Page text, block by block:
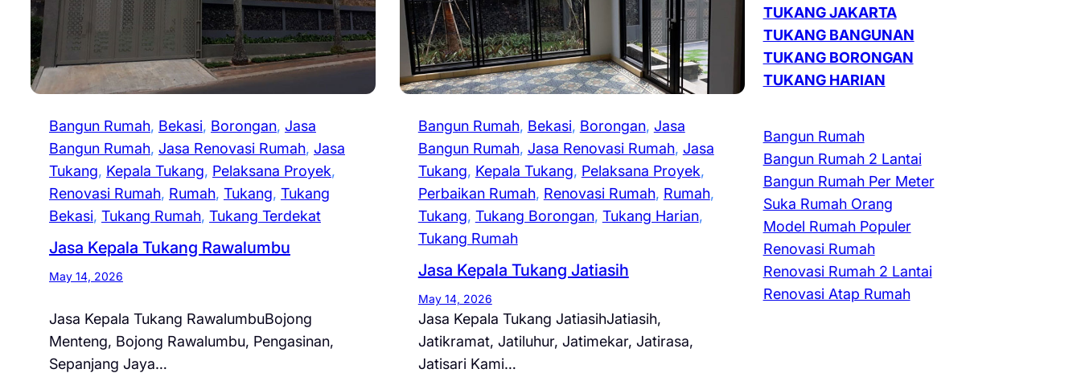
Bangun Rumah, Bekasi, Borongan, Jasa
Bangun Rumah, Jasa Renovasi Rumah, Jasa
Tukang, Kepala Tukang, Pelaksana Proyek
Renovasi Rumah, Rumah, Tukang, Tukang
Bekasi, Tukang Rumah, Tukang Terdekat
Jasa Kepala Tukang Rawalumbu
May 14, 2026
Jasa Kepala Tukang RawalumbuBojong
Menteng, Bojong Rawalumbu, Pengasinan,
Sepanjang Jaya…
Bangun Rumah, Bekasi, Borongan, Jasa
Bangun Rumah, Jasa Renovasi Rumah, Jasa
Tukang, Kepala Tukang, Pelaksana Proyek
Perbaikan Rumah, Renovasi Rumah, Rumah
Tukang, Tukang Borongan, Tukang Harian
Tukang Rumah
Jasa Kepala Tukang Jatiasih
May 14, 2026
Jasa Kepala Tukang JatiasihJatiasih,
Jatikramat, Jatiluhur, Jatimekar, Jatirasa,
Jatisari Kami…
TUKANG JAKARTA
TUKANG BANGUNAN
TUKANG BORONGAN
TUKANG HARIAN
Bangun Rumah
Bangun Rumah 2 Lantai
Bangun Rumah Per Meter
Suka Rumah Orang
Model Rumah Populer
Renovasi Rumah
Renovasi Rumah 2 Lantai
Renovasi Atap Rumah